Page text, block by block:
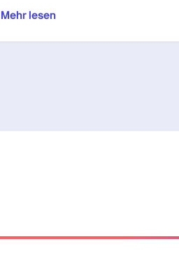
Mehr lesen